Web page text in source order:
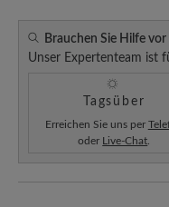
Brauchen Sie Hilfe
Unser Expertenteam ist
Tagsüber
Erreichen Sie uns per
oder Live-Chat